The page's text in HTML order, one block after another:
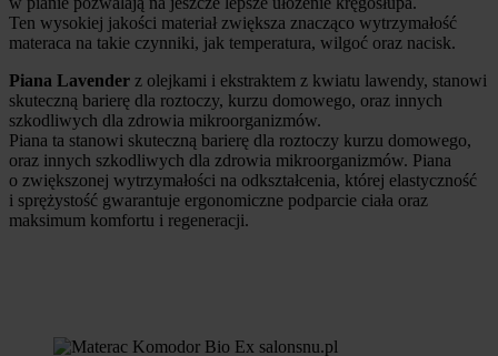
Ten wysokiej jakości materiał zwiększa znacząco wytrzymałość
materaca na takie czynniki, jak temperatura, wilgoć oraz nacisk.
Piana Lavender z olejkami i ekstraktem z kwiatu lawendy, stanowi
skuteczną barierę dla roztoczy, kurzu domowego, oraz innych
szkodliwych dla zdrowia mikroorganizmów.
Piana ta stanowi skuteczną barierę dla roztoczy kurzu domowego,
oraz innych szkodliwych dla zdrowia mikroorganizmów. Piana
o zwiększonej wytrzymałości na odkształcenia, której elastyczność
i sprężystość gwarantuje ergonomiczne podparcie ciała oraz
maksimum komfortu i regeneracji.